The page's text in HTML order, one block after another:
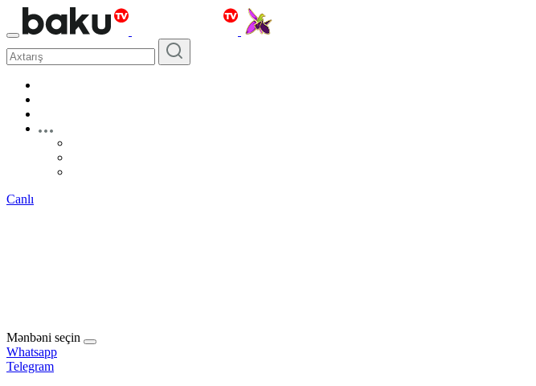
Canlı
Mənbəni seçin
Whatsapp
Telegram